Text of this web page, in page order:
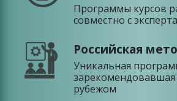
Программы курсов
совместно с
Российская
Уникальная
зарекомендовавшая
рубежом